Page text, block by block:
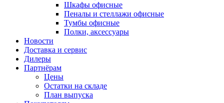
Шкафы офисные
Пеналы и стеллажи офисные
Тумбы офисные
Полки, аксессуары
Новости
Доставка и сервис
Дилеры
Партнёрам
Цены
Остатки на складе
План выпуска